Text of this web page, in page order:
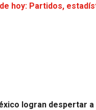
hoy: Partidos,
logran despertar